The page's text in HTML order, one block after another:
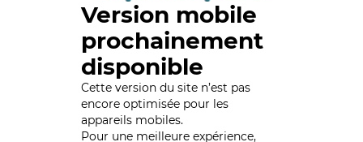
Version mobile
prochainement
disponible
Cette version du site n’est pas
encore optimisée pour les
appareils mobiles.
Pour une meilleure expérience,